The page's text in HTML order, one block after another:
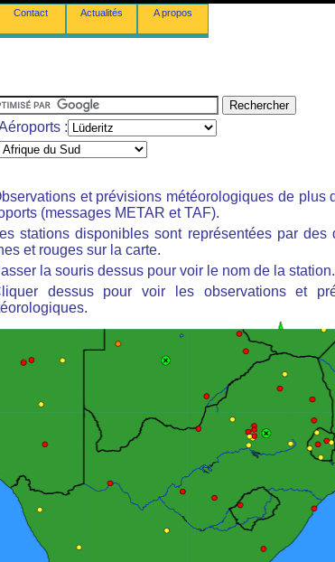
Contact Actualités A propos
:
et prévisions météorologiques de plus
(messages METAR et TAF).
stations disponibles sont représentées par des
et rouges sur la carte.
la souris dessus pour voir le nom de la station.
dessus pour voir les observations et